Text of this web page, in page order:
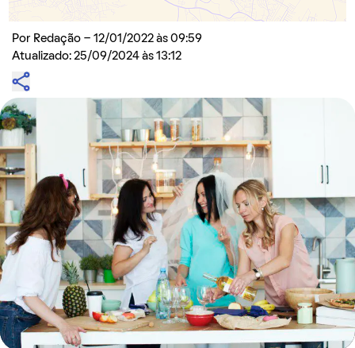
o chá de panela ainda mais especial
Por Redação - 12/01/2022 às 09:59
Atualizado: 25/09/2024 às 13:12